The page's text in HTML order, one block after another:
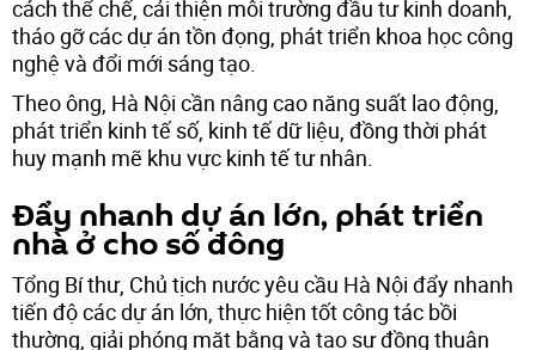
cách thể chế, cải thiện môi trường đầu tư kinh doanh,
tháo gỡ các dự án tồn đọng, phát triển khoa học công
nghệ và đổi mới sáng tạo.
Theo ông, Hà Nội cần nâng cao năng suất lao động,
phát triển kinh tế số, kinh tế dữ liệu, đồng thời phát
huy mạnh mẽ khu vực kinh tế tư nhân.
Đẩy nhanh dự án lớn, phát triển
nhà ở cho số đông
Tổng Bí thư, Chủ tịch nước yêu cầu Hà Nội đẩy nhanh
tiến độ các dự án lớn, thực hiện tốt công tác bồi
thường, giải phóng mặt bằng và tạo sự đồng thuận